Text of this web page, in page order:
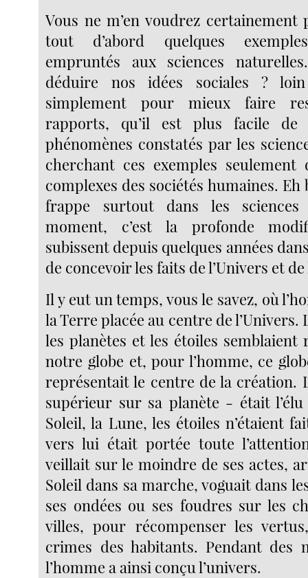
Vous ne m’en voudrez certainement
tout d’abord quelques
empruntés aux sciences
déduire nos idées sociales ?
simplement pour mieux faire
rapports, qu’il est plus facile de
phénomènes constatés par les
cherchant ces exemples
complexes des sociétés humaines.
frappe surtout dans les
moment, c’est la profonde
subissent depuis quelques années
de concevoir les faits de l’Univers et
Il y eut un temps, vous le savez, où
la Terre placée au centre de l’Univers.
les planètes et les étoiles
notre globe et, pour l’homme, ce
représentait le centre de la
supérieur sur sa planète - était
Soleil, la Lune, les étoiles n’étaient
vers lui était portée toute
veillait sur le moindre de ses actes,
Soleil dans sa marche, voguait dans
ses ondées ou ses foudres sur les
villes, pour récompenser les
crimes des habitants. Pendant des
l’homme a ainsi conçu l’univers.